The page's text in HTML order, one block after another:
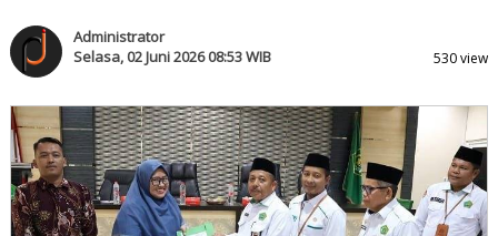
Administrator
Selasa, 02 Juni 2026 08:53 WIB
530 view